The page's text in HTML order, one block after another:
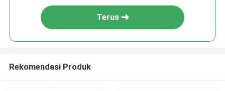
Terus
Rekomendasi Produk